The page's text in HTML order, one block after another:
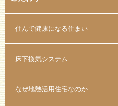
住んで健康になる住まい
床下換気システム
なぜ地熱活用住宅なのか